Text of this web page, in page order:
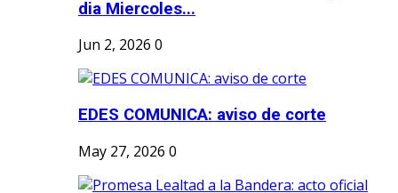
dia Miercoles...
Jun 2, 2026 0
EDES COMUNICA: aviso de corte
May 27, 2026 0